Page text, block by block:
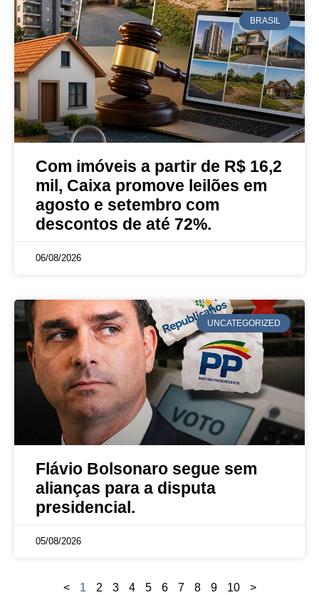
BRASIL
Com imóveis a partir de R$ 16,2
mil, Caixa promove leilões em
agosto e setembro com
descontos de até 72%.
06/08/2026
UNCATEGORIZED
Flávio Bolsonaro segue sem
alianças para a disputa
presidencial.
05/08/2026
< 1 2 3 4 5 6 7 8 9 10 >